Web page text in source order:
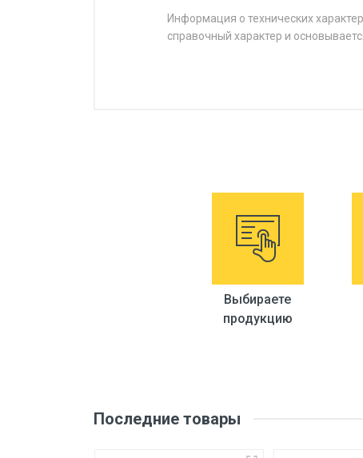
Информация о технических
справочный характер и
Выбираете
продукцию
Последние товары